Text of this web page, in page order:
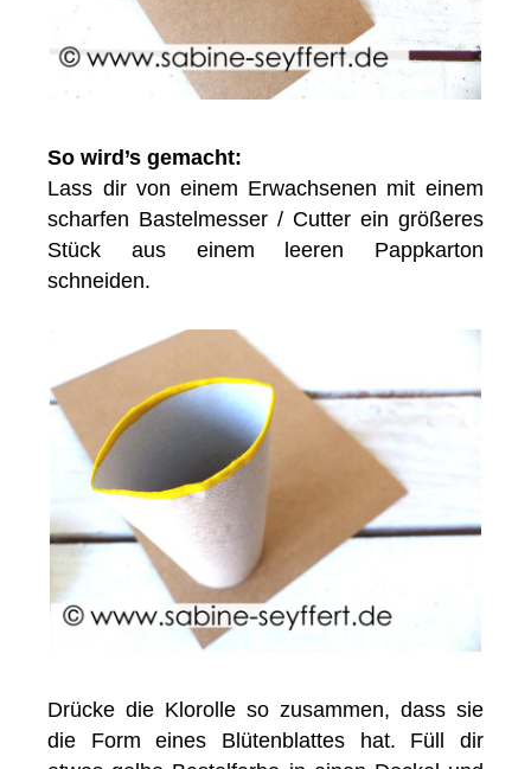
So wird’s gemacht:
Lass dir von einem Erwachsenen mit einem
scharfen Bastelmesser / Cutter ein größeres
Stück aus einem leeren Pappkarton
schneiden.
Drücke die Klorolle so zusammen, dass sie
die Form eines Blütenblattes hat. Füll dir